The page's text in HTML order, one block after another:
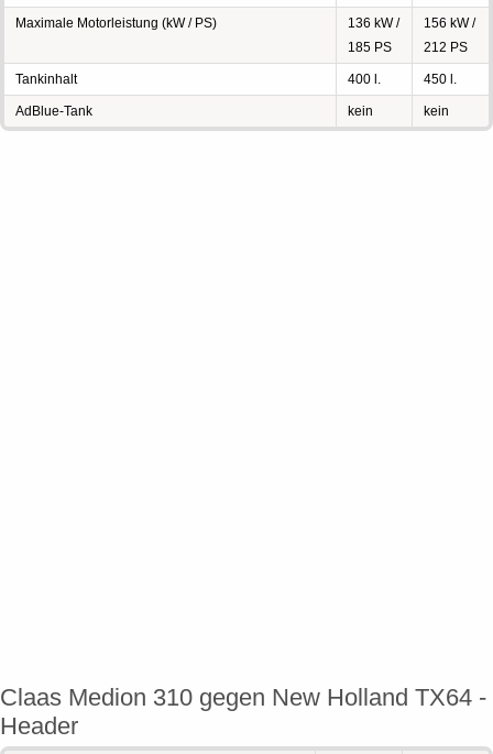
Maximale Motorleistung (kW / PS)
136 kW /
185 PS
156 kW /
212 PS
Tankinhalt 400 l. 450 l.
AdBlue-Tank kein kein
Claas Medion 310 gegen New Holland TX64 -
Header